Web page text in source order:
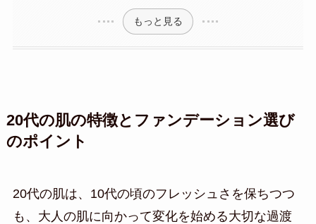
もっと見る
20代の肌の特徴とファンデーション選び
のポイント
20代の肌は、10代の頃のフレッシュさを保ちつつ
も、大人の肌に向かって変化を始める大切な過渡